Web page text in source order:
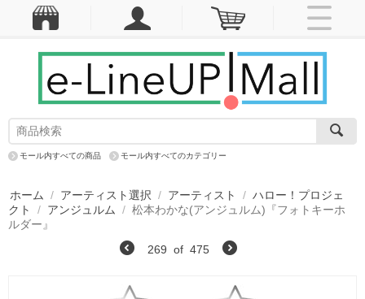
モール内すべての商品 モール内すべてのカテゴリー
ホーム / アーティスト選択 / アーティスト / ハロー！プロジェ
クト
/ アンジュルム / 松本わかな(アンジュルム)『フォトキーホ
ルダー』
269 of 475